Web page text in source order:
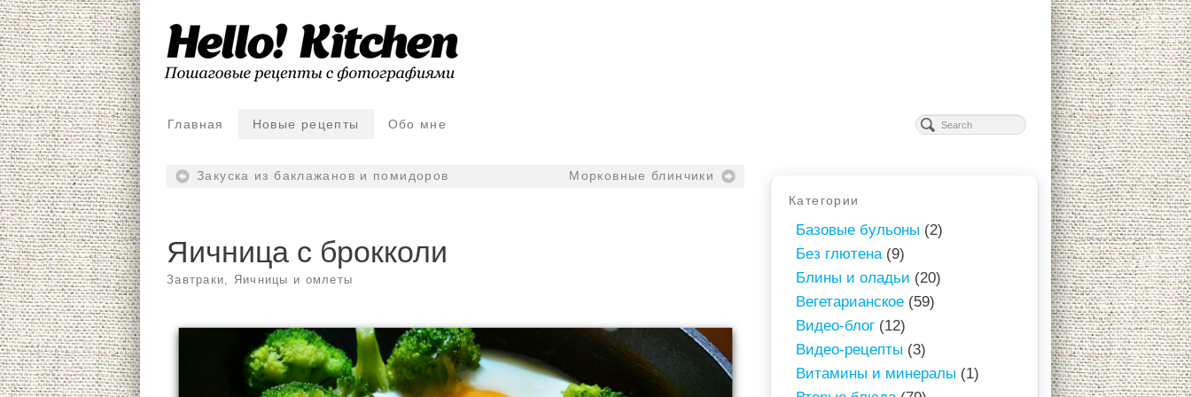
Главная Новые рецепты Обо мне
Закуска из баклажанов и помидоров Морковные блинчики
Яичница с брокколи
Завтраки, Яичницы и омлеты
Категории
Базовые бульоны (2)
Без глютена(9)
Блины и оладьи (20)
Вегетарианское (59)
Видео-блог (12)
Видео-рецепты (3)
Витамины и минералы (1)